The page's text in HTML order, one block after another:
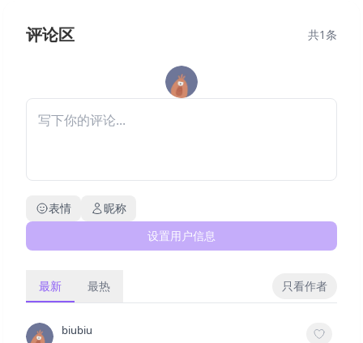
评论区 共1条
表情
昵称
设置用户信息
最新 最热 只看作者
biubiu